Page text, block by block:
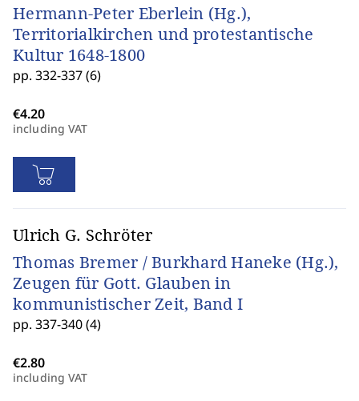
Hermann-Peter Eberlein (Hg.),
Territorialkirchen und protestantische
Kultur 1648-1800
pp. 332-337 (6)
including VAT
Ulrich G. Schröter
Thomas Bremer / Burkhard Haneke (Hg.),
Zeugen für Gott. Glauben in
kommunistischer Zeit, Band I
pp. 337-340 (4)
including VAT